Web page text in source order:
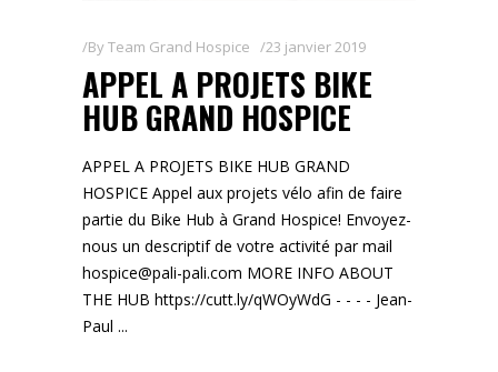
ByTeam Grand Hospice 23 janvier 2019
APPEL A PROJETS BIKE
HUB GRAND HOSPICE
APPEL A PROJETS BIKE HUB GRAND
HOSPICE Appel aux projets vélo afin de faire
partie du Bike Hub à Grand Hospice! Envoyez-
nous un descriptif de votre activité par mail
hospice@pali-pali.com MORE INFO ABOUT
THE HUB https://cutt.ly/qWOyWdG - - - - Jean-
Paul